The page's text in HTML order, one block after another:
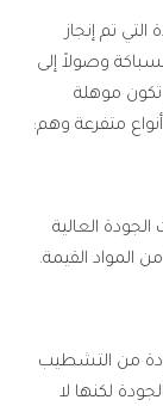
تم إنجاز
وصولاً إلى
تكون موهلة
متفرعة وهم:
العالية
المواد القيمة.
من التشطيب
لكنها لا